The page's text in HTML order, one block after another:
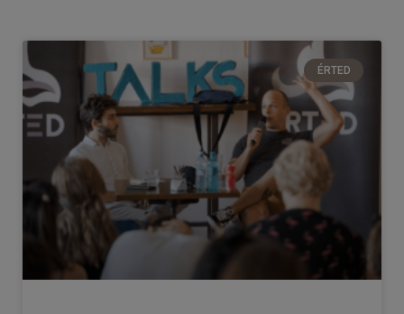
ÉRTED